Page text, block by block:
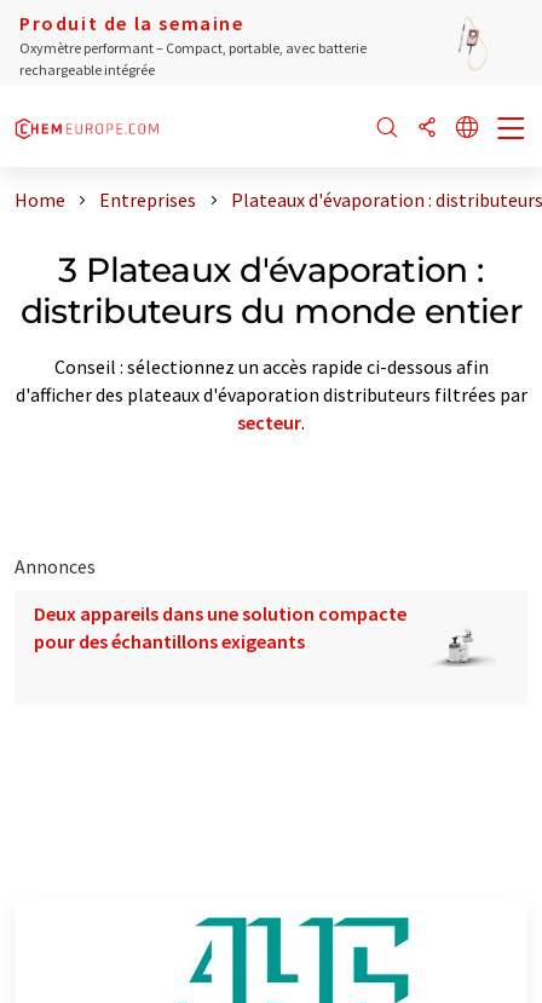
Produit de la semaine
Oxymètre performant – Compact, portable, avec batterie
rechargeable intégrée
Home Entreprises Plateaux d'évaporation :
3 Plateaux d'évaporation :
distributeurs du monde entier
Conseil : sélectionnez un accès rapide ci-dessous afin
d'afficher des plateaux d'évaporation distributeurs filtrées par
secteur.
Annonces
Deux appareils dans une solution compacte
pour des échantillons exigeants